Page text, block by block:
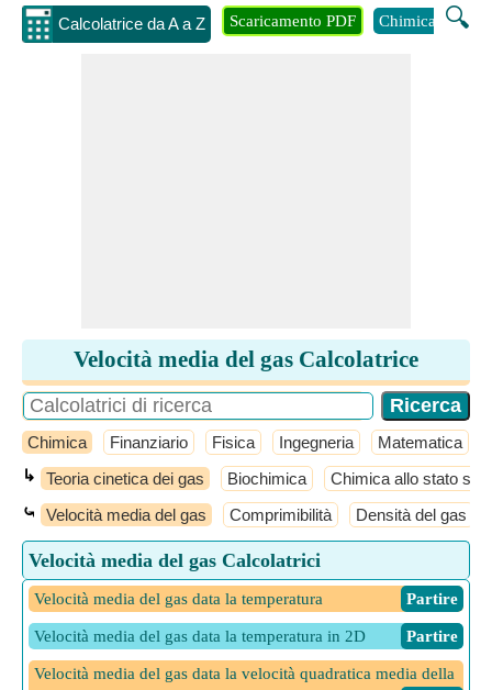
Calcolatrice da A a Z 🔍
Scaricamento PDF Chimica
Velocità media del gas Calcolatrice
Chimica Finanziario Fisica Ingegneria Matematica
↳ Teoria cinetica dei gas Biochimica Chimica allo stato
⤿ Velocità media del gas Comprimibilità Densità del gas
Velocità media del gas Calcolatrici
Velocità media del gas data la temperatura ​ Partire
Velocità media del gas data la temperatura in 2D ​ Partire
Velocità media del gas data la velocità quadratica media della